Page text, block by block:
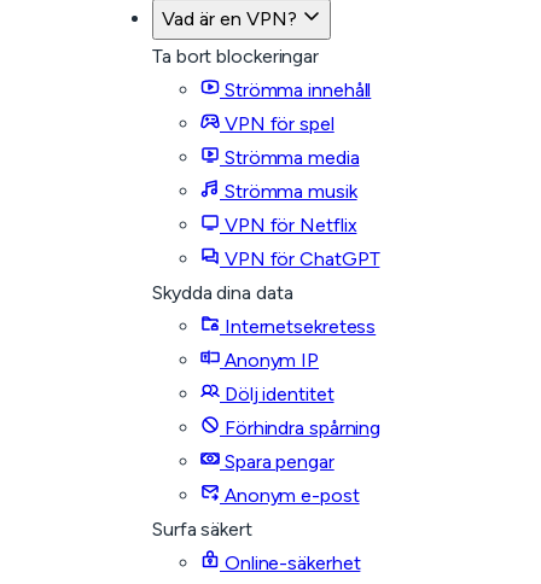
Vad är en VPN?
Ta bort blockeringar
Strömma innehåll
VPN för spel
Strömma media
Strömma musik
VPN för Netflix
VPN för ChatGPT
Skydda dina data
Internetsekretess
Anonym IP
Dölj identitet
Förhindra spårning
Spara pengar
Anonym e-post
Surfa säkert
Online-säkerhet